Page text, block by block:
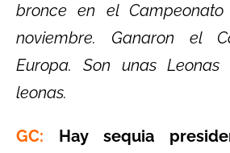
bronce en el
noviembre. Ganaron el
Europa. Son unas Leonas
leonas.
GC:
Hay sequia